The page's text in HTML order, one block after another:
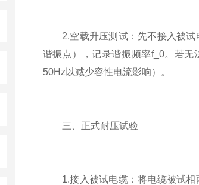
2.空载升压测试：先不接入被试
谐振点），记录谐振频率f_0。若
50Hz以减少容性电流影响）。
三、正式耐压试验
1.接入被试电缆：将电缆被试相